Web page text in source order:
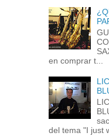
en comprar t...
del tema "I just